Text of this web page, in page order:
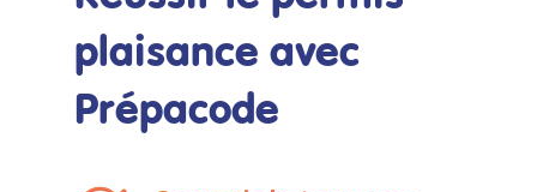
plaisance avec
Prépacode